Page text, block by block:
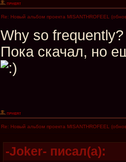
Re: Новый альбом проекта MISANTHROFEEL
Why so frequently?
Пока скачал, но
Re: Новый альбом проекта MISANTHROFEEL
-Joker- писал(а):